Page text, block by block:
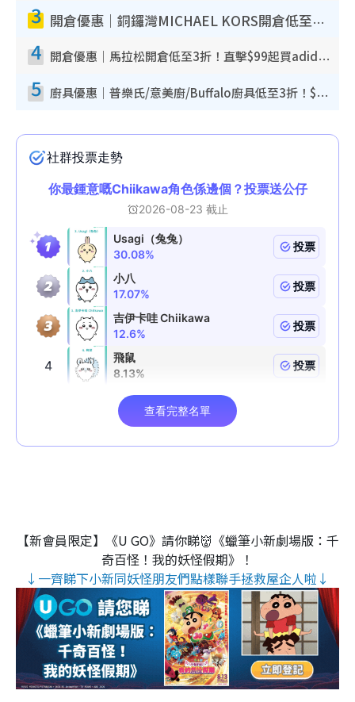
3 開倉優惠｜銅鑼灣MICHAEL KORS開倉低至17折！直擊$500起買手袋/銀包/鞋款 必買經典Jet Set系列
4 開倉優惠｜馬拉松開倉低至3折！直擊$99起買adidas／New Balance／Puma鞋款 STANLEY保溫杯劈價至$119起
5 廚具優惠｜普樂氏/意美廚/Buffalo廚具低至3折！$89起買煎鍋／炒鑊／個人鍋 同場小家電激減至$99起
【新會員限定】《U GO》請你睇👹《蠟筆小新劇場版：千
奇百怪！我的妖怪假期》！
↓一齊睇下小新同妖怪朋友們點樣聯手拯救屋企人啦↓